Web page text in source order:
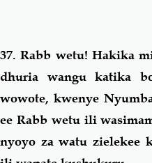
37. Rabb wetu! Hakika
dhuria wangu katika
wowote, kwenye
ee Rabb wetu ili
nyoyo za watu zielekee